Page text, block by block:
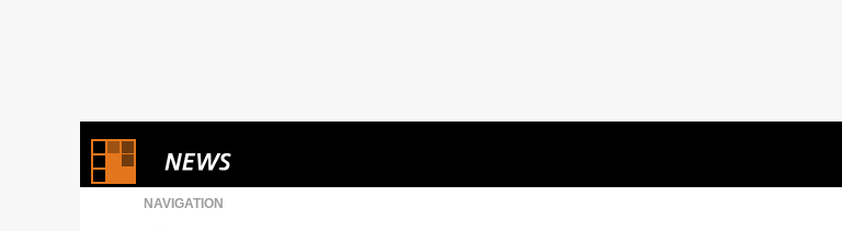
NAVIGATION